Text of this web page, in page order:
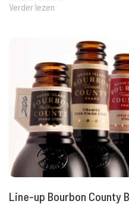
Verder lezen
Line-up Bourbon County